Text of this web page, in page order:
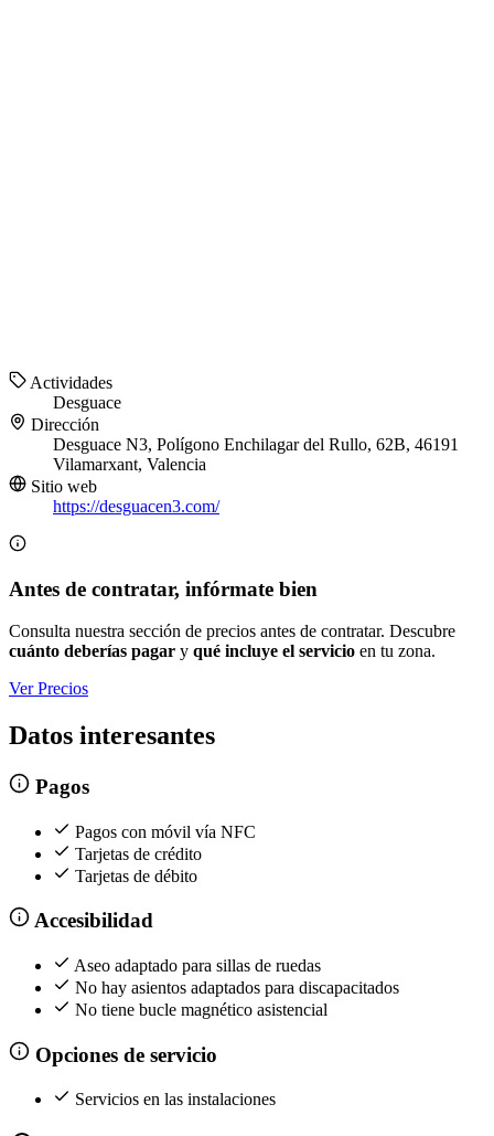
Actividades
Desguace
Dirección
Desguace N3, Polígono Enchilagar del Rullo, 62B, 46191
Vilamarxant, Valencia
Sitio web
https://desguacen3.com/
Antes de contratar, infórmate bien
Consulta nuestra sección de precios antes de contratar. Descubre
cuánto deberías pagar y qué incluye el servicio en tu zona.
Ver Precios
Datos interesantes
Pagos
Pagos con móvil vía NFC
Tarjetas de crédito
Tarjetas de débito
Accesibilidad
Aseo adaptado para sillas de ruedas
No hay asientos adaptados para discapacitados
No tiene bucle magnético asistencial
Opciones de servicio
Servicios en las instalaciones